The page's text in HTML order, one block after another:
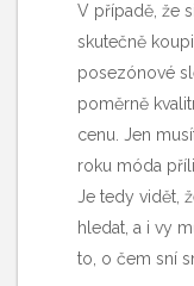
V případě, že
skutečně
posezónové
poměrně
cenu. Jen
roku móda
Je tedy vidět,
hledat, a i vy
to, o čem sní